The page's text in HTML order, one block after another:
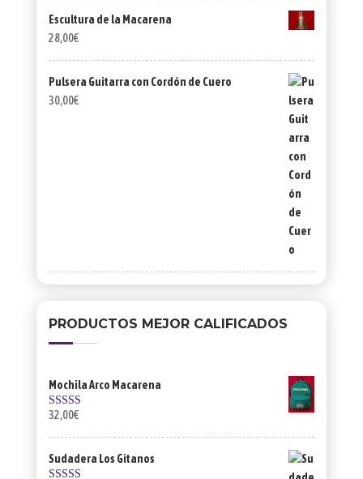
Escultura de la Macarena
28,00€
Pulsera Guitarra con Cordón de Cuero
30,00€
PRODUCTOS MEJOR CALIFICADOS
Mochila Arco Macarena
Valorado con
32,00€
Sudadera Los Gitanos